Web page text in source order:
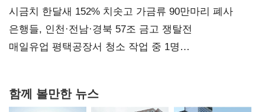
공급
시금치 한달새 152% 치솟고 가금류 90만마리 폐사
은행들, 인천·전남·경북 57조 금고 쟁탈전
매일유업 평택공장서 청소 작업 중 1명
함께 볼만한 뉴스